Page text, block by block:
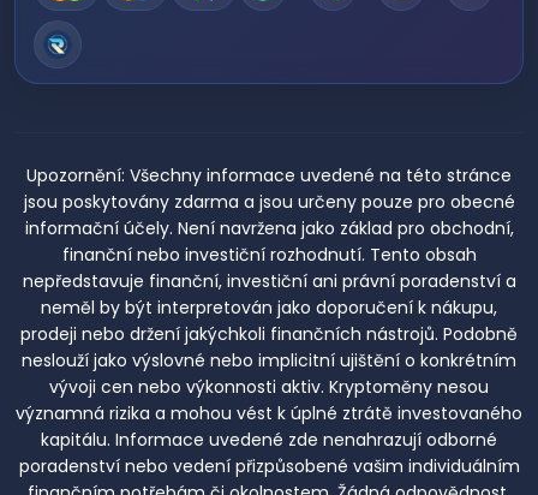
Upozornění: Všechny informace uvedené na této stránce
jsou poskytovány zdarma a jsou určeny pouze pro obecné
informační účely. Není navržena jako základ pro obchodní,
finanční nebo investiční rozhodnutí. Tento obsah
nepředstavuje finanční, investiční ani právní poradenství a
neměl by být interpretován jako doporučení k nákupu,
prodeji nebo držení jakýchkoli finančních nástrojů. Podobně
neslouží jako výslovné nebo implicitní ujištění o konkrétním
vývoji cen nebo výkonnosti aktiv. Kryptoměny nesou
významná rizika a mohou vést k úplné ztrátě investovaného
kapitálu. Informace uvedené zde nenahrazují odborné
poradenství nebo vedení přizpůsobené vašim individuálním